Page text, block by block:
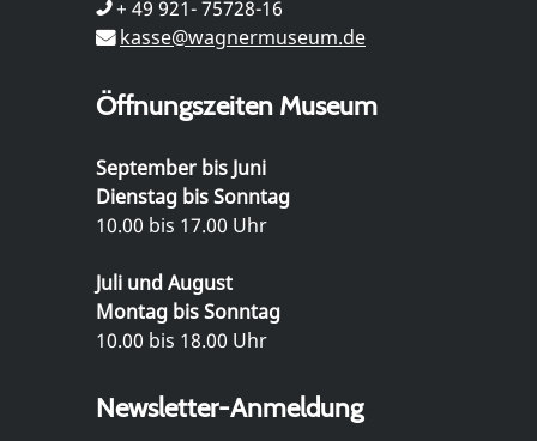
+ 49 921- 75728-16
kasse@wagnermuseum.de
Öffnungszeiten Museum
September bis Juni
Dienstag bis Sonntag
10.00 bis 17.00 Uhr
Juli und August
Montag bis Sonntag
10.00 bis 18.00 Uhr
Newsletter-Anmeldung